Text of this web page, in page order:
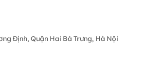
Định, Quận Hai Bà Trưng, Hà Nội